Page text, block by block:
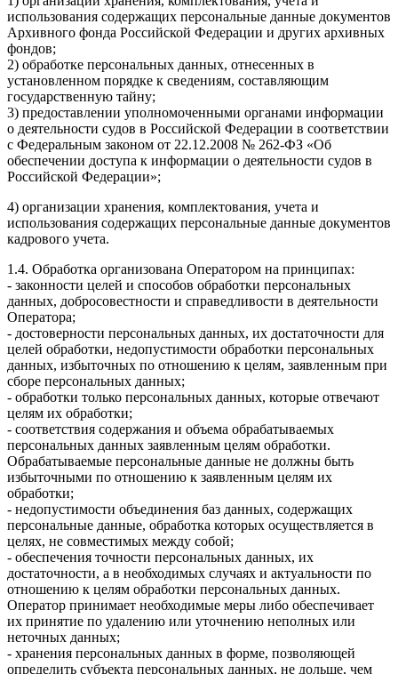
использования содержащих персональные данные документов
Архивного фонда Российской Федерации и других архивных
фондов;
2) обработке персональных данных, отнесенных в
установленном порядке к сведениям, составляющим
государственную тайну;
3) предоставлении уполномоченными органами информации
о деятельности судов в Российской Федерации в соответствии
с Федеральным законом от 22.12.2008 № 262-ФЗ «Об
обеспечении доступа к информации о деятельности судов в
Российской Федерации»;
4) организации хранения, комплектования, учета и
использования содержащих персональные данные документов
кадрового учета.
1.4. Обработка организована Оператором на принципах:
- законности целей и способов обработки персональных
данных, добросовестности и справедливости в деятельности
Оператора;
- достоверности персональных данных, их достаточности для
целей обработки, недопустимости обработки персональных
данных, избыточных по отношению к целям, заявленным при
сборе персональных данных;
- обработки только персональных данных, которые отвечают
целям их обработки;
- соответствия содержания и объема обрабатываемых
персональных данных заявленным целям обработки.
Обрабатываемые персональные данные не должны быть
избыточными по отношению к заявленным целям их
обработки;
- недопустимости объединения баз данных, содержащих
персональные данные, обработка которых осуществляется в
целях, не совместимых между собой;
- обеспечения точности персональных данных, их
достаточности, а в необходимых случаях и актуальности по
отношению к целям обработки персональных данных.
Оператор принимает необходимые меры либо обеспечивает
их принятие по удалению или уточнению неполных или
неточных данных;
- хранения персональных данных в форме, позволяющей
определить субъекта персональных данных, не дольше, чем